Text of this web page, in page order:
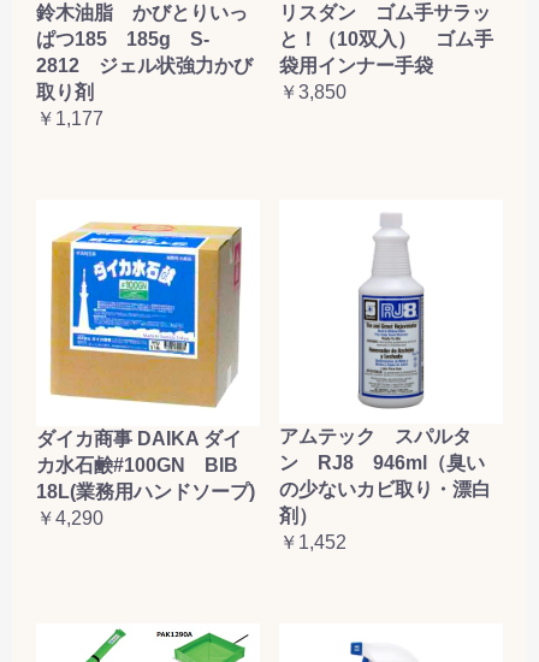
鈴木油脂 かびとりいっ
ぱつ185 185g S-
2812 ジェル状強力かび
取り剤
￥1,177
リスダン ゴム手サラッ
と！（10双入） ゴム手
袋用インナー手袋
￥3,850
ダイカ商事 DAIKA ダイ
カ水石鹸#100GN BIB
18L(業務用ハンドソープ)
￥4,290
アムテック スパルタ
ン RJ8 946ml（臭い
の少ないカビ取り・漂白
剤）
￥1,452